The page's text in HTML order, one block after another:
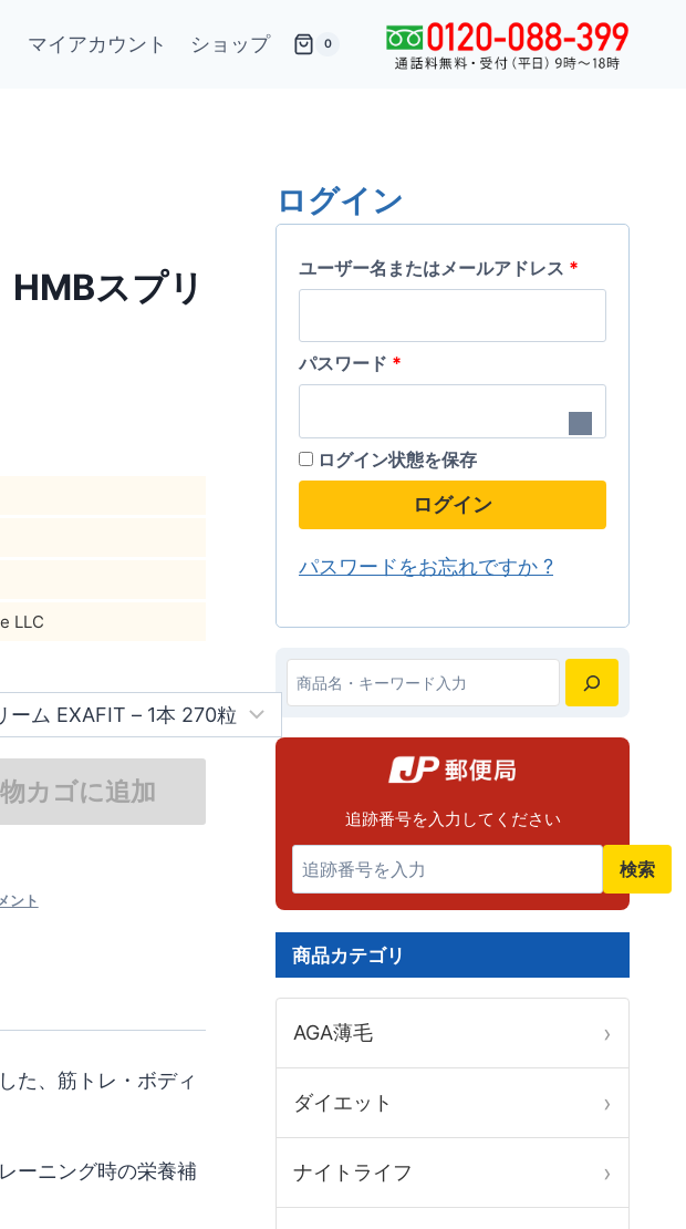
マイアカウント ショップ 0
スプリ
LLC
カゴに追加
ント
た、筋トレ・ボディ
ーニング時の栄養補
ログイン
ユーザー名またはメールアドレス *
パスワード *
ログイン状態を保存
ログイン
パスワードをお忘れですか ?
検
索
追跡番号を入力してください
検索
商品カテゴリ
AGA薄毛
ダイエット
ナイトライフ